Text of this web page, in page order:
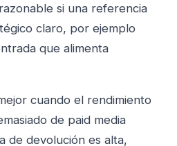
si una referencia
claro, por ejemplo
que alimenta
cuando el rendimiento
de paid media
de devolución es alta,